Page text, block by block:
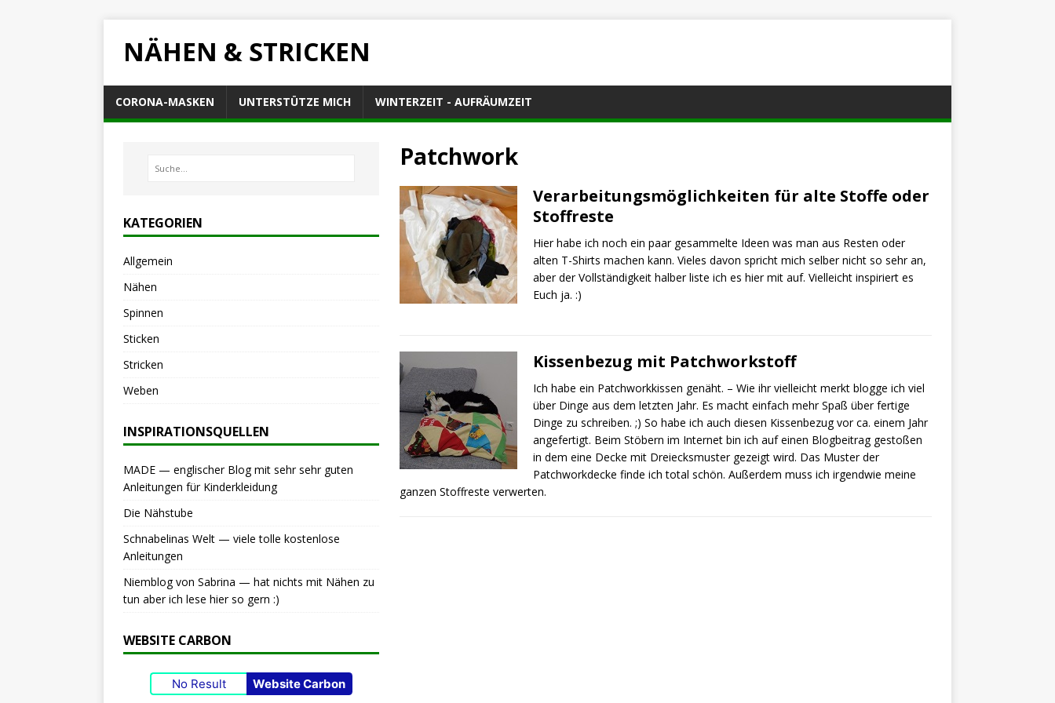
NÄHEN & STRICKEN
CORONA-MASKEN UNTERSTÜTZE MICH WINTERZEIT - AUFRÄUMZEIT
Patchwork
Verarbeitungsmöglichkeiten für alte Stoffe oder
Stoffreste
Hier habe ich noch ein paar gesammelte Ideen was man aus Resten oder
alten T-Shirts machen kann. Vieles davon spricht mich selber nicht so sehr an,
aber der Vollständigkeit halber liste ich es hier mit auf. Vielleicht inspiriert es
Euch ja. :)
Kissenbezug mit Patchworkstoff
Ich habe ein Patchworkkissen genäht. – Wie ihr vielleicht merkt blogge ich viel
über Dinge aus dem letzten Jahr. Es macht einfach mehr Spaß über fertige
Dinge zu schreiben. ;) So habe ich auch diesen Kissenbezug vor ca. einem Jahr
angefertigt. Beim Stöbern im Internet bin ich auf einen Blogbeitrag gestoßen
in dem eine Decke mit Dreiecksmuster gezeigt wird. Das Muster der
Patchworkdecke finde ich total schön. Außerdem muss ich irgendwie meine
ganzen Stoffreste verwerten.
KATEGORIEN
Allgemein
Nähen
Spinnen
Sticken
Stricken
Weben
INSPIRATIONSQUELLEN
MADE — englischer Blog mit sehr sehr guten
Anleitungen für Kinderkleidung
Die Nähstube
Schnabelinas Welt — viele tolle kostenlose
Anleitungen
Niemblog von Sabrina — hat nichts mit Nähen zu
tun aber ich lese hier so gern :)
WEBSITE CARBON
No Result Website Carbon